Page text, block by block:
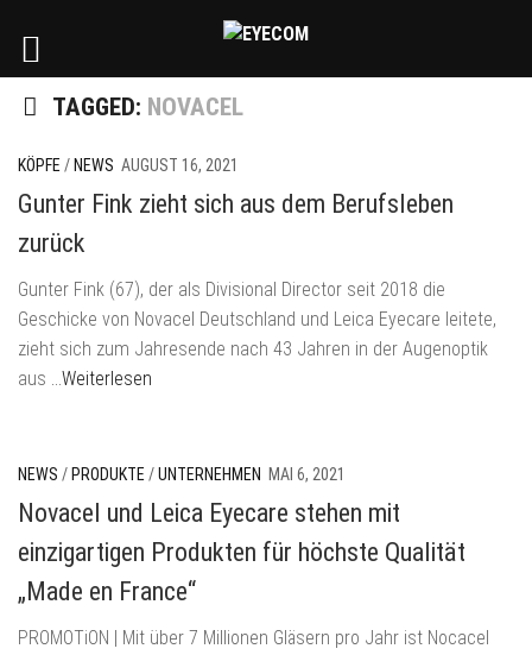
TAGGED: NOVACEL
KÖPFE / NEWS AUGUST 16, 2021
Gunter Fink zieht sich aus dem Berufsleben
zurück
Gunter Fink (67), der als Divisional Director seit 2018 die
Geschicke von Novacel Deutschland und Leica Eyecare leitete,
zieht sich zum Jahresende nach 43 Jahren in der Augenoptik
aus …Weiterlesen
NEWS / PRODUKTE /UNTERNEHMEN MAI 6, 2021
Novacel und Leica Eyecare stehen mit
einzigartigen Produkten für höchste Qualität
„Made en France“
PROMOTiON | Mit über 7 Millionen Gläsern pro Jahr ist Nocacel